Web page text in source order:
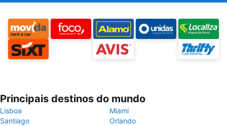
Principais destinos do mundo
Lisboa
Miami
Santiago
Orlando